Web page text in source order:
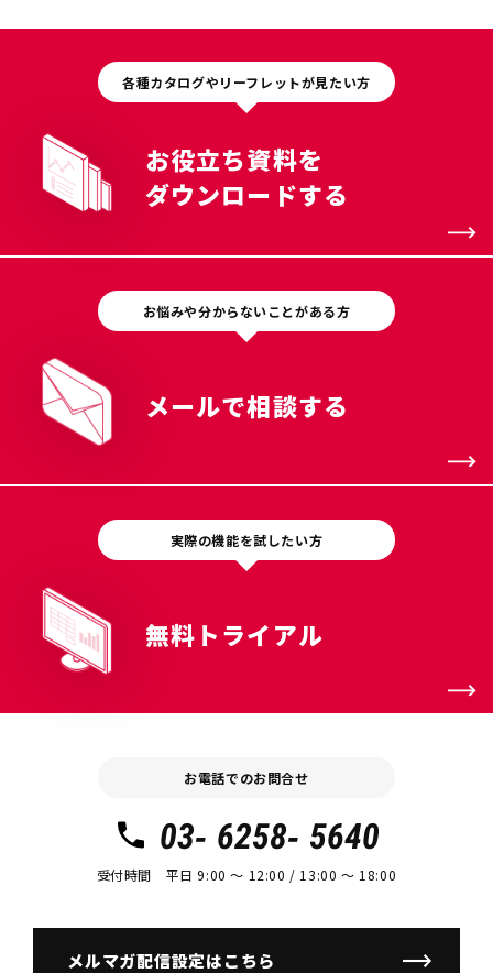
各種カタログやリーフレットが見たい方
お役立ち資料を
ダウンロードする
お悩みや分からないことがある方
メールで相談する
実際の機能を試したい方
無料トライアル
お電話でのお問合せ
03- 6258- 5640
受付時間 平日 9:00 〜 12:00 / 13:00 〜 18:00
メルマガ配信設定はこちら